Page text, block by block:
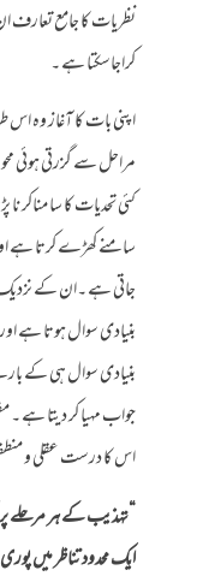
نظریات کا جامع
کراجاسکتا ہے ۔
اپنی بات کا آغاز وہ
مراحل سے گزرتی ہوئی
کئی تحدیات کا سا
سامنے کھڑے کرتا ہے
جاتی ہے ۔ان کے
بنیادی سوال ہوتا ہے
بنیادی سوال ہی کے
جواب مہیا کر دیتا ہے ۔
اس کا درست عقلی و
“تہذیب کے ہر مرحلے
ایک محدود تناظر میں